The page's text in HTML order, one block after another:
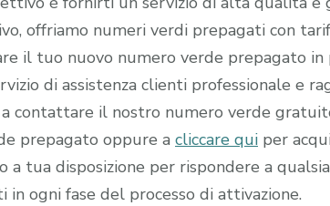
offriamo numeri verdi prepagati con
il tuo nuovo numero verde prepagato in
di assistenza clienti professionale e
contattare il nostro numero verde
prepagato oppure a cliccare qui per
a tua disposizione per rispondere a
in ogni fase del processo di attivazione.